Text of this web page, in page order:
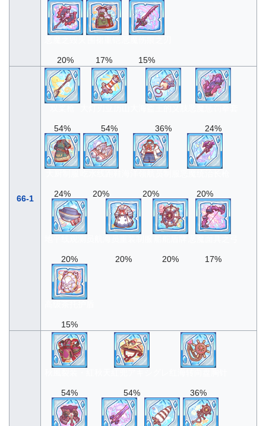
20% 17% 15%
66-1
54% 54% 36% 24%
24% 20% 20% 20%
20% 20% 20% 17%
15%
54% 54% 36%